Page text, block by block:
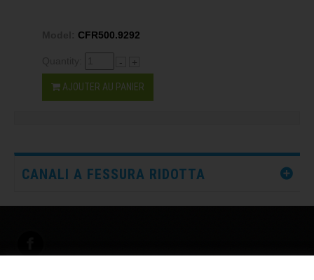
CFR500.9292
- +
AJOUTER AU PANIER
CANALI A FESSURA RIDOTTA